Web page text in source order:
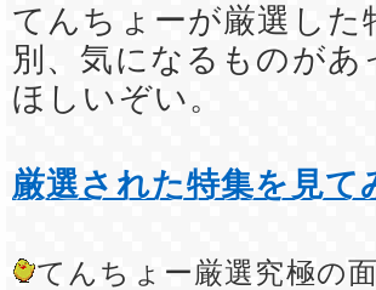
てんちょーが厳選した
別、気になるものが
ほしいぞい。
厳選された特集を見て
てんちょー厳選究極の